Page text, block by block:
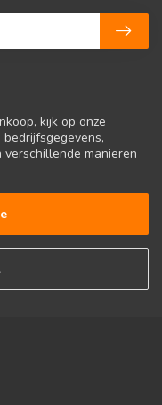
kijk op onze
manieren